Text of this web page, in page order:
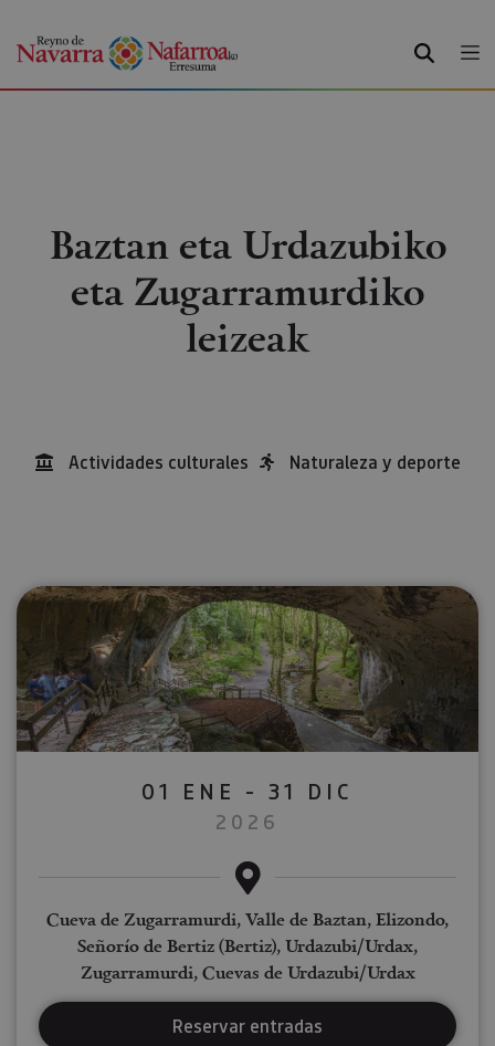
BILATU
Baztan eta Urdazubiko
eta Zugarramurdiko
leizeak
Actividades culturales Naturaleza y deporte
01 ENE - 31 DIC
2026
Cueva de Zugarramurdi, Valle de Baztan, Elizondo,
Señorío de Bertiz (Bertiz), Urdazubi/Urdax,
Zugarramurdi, Cuevas de Urdazubi/Urdax
Reservar entradas